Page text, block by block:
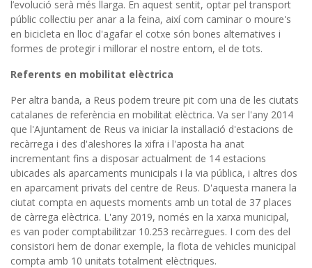
l’evolució serà més llarga. En aquest sentit, optar pel transport
públic col·lectiu per anar a la feina, així com caminar o moure's
en bicicleta en lloc d'agafar el cotxe són bones alternatives i
formes de protegir i millorar el nostre entorn, el de tots.
Referents en mobilitat elèctrica
Per altra banda, a Reus podem treure pit com una de les ciutats
catalanes de referència en mobilitat elèctrica. Va ser l'any 2014
que l'Ajuntament de Reus va iniciar la instal·lació d'estacions de
recàrrega i des d'aleshores la xifra i l'aposta ha anat
incrementant fins a disposar actualment de 14 estacions
ubicades als aparcaments municipals i la via pública, i altres dos
en aparcament privats del centre de Reus. D'aquesta manera la
ciutat compta en aquests moments amb un total de 37 places
de càrrega elèctrica. L'any 2019, només en la xarxa municipal,
es van poder comptabilitzar 10.253 recàrregues. I com des del
consistori hem de donar exemple, la flota de vehicles municipal
compta amb 10 unitats totalment elèctriques.